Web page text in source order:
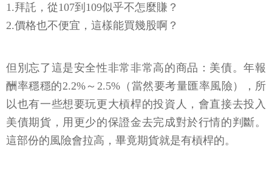
1.拜託，從107到109似乎不怎麼賺？
2.價格也不便宜，這樣能買幾股啊？
但別忘了這是安全性非常非常高的商品：美債。年報
酬率穩穩的2.2%～2.5%（當然要考量匯率風險），所
以也有一些想要玩更大槓桿的投資人，會直接去投入
美債期貨，用更少的保證金去完成對於行情的判斷。
這部份的風險會拉高，畢竟期貨就是有槓桿的。